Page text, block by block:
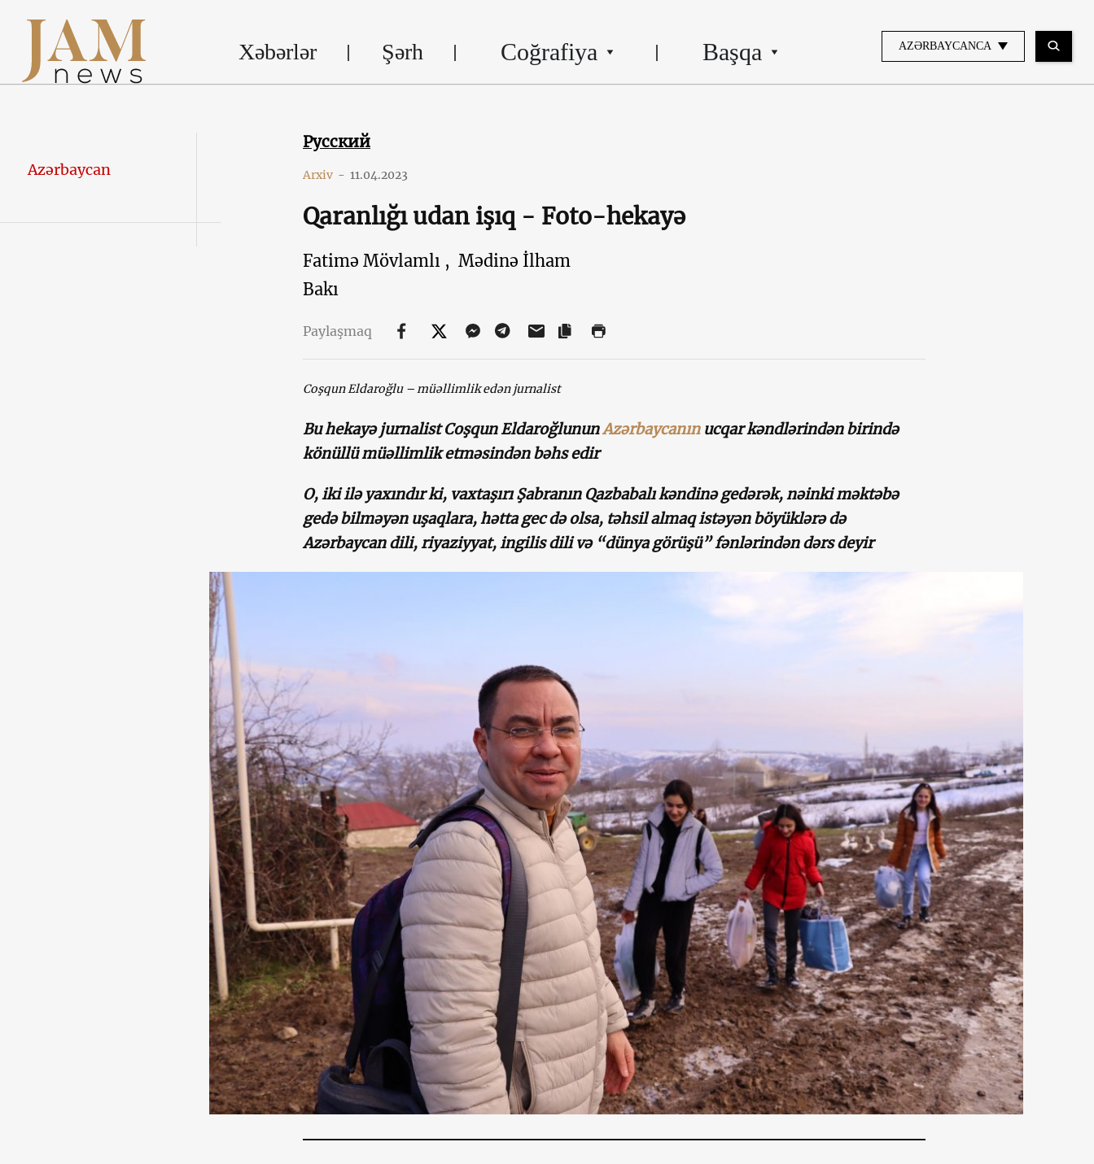
Xəbərlər Şərh Coğrafiya Başqa AZƏRBAYCANCA
Azərbaycan
Русский
Arxiv - 11.04.2023
Qaranlığı udan işıq - Foto-hekayə
Fatimə Mövlamlı , Mədinə İlham
Bakı
Paylaşmaq
Coşqun Eldaroğlu – müəllimlik edən jurnalist
Bu hekayə jurnalist Coşqun EldaroğlununAzərbaycanın ucqar kəndlərindən birində
könüllümüəllimlik etməsindən bəhs edir
O, iki ilə yaxındır ki, vaxtaşırı Şabranın Qazbabalı kəndinə gedərək,nəinki məktəbə
gedə bilməyən uşaqlara, hətta gec də olsa, təhsil almaq istəyən böyüklərə də
Azərbaycan dili, riyaziyyat, ingilis dili və “dünya görüşü” fənlərindən dərs deyir